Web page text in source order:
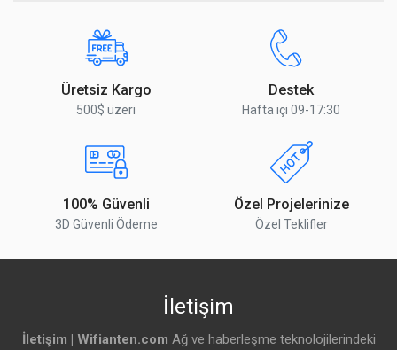
Üretsiz Kargo
500$ üzeri
Destek
Hafta içi 09-17:30
100% Güvenli
3D Güvenli Ödeme
Özel Projelerinize
Özel Teklifler
İletişim
İletişim | Wifianten.com Ağ ve haberleşme teknolojilerindeki